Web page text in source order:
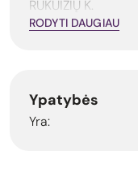
RUKUIŽIŲ K.
RODYTI DAUGIAU
Ypatybės
Yra: